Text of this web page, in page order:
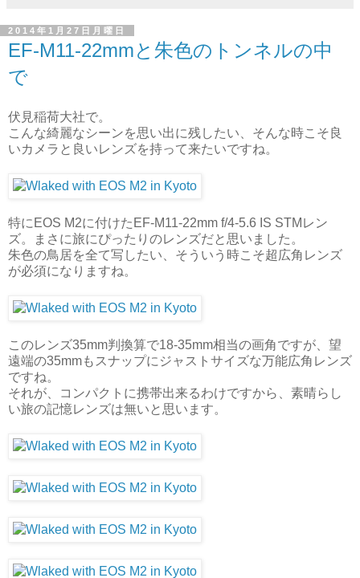
2014年1月27日月曜日
EF-M11-22mmと朱色のトンネルの中
で
伏見稲荷大社で。
こんな綺麗なシーンを思い出に残したい、そんな時こそ良
いカメラと良いレンズを持って来たいですね。
特にEOS M2に付けたEF-M11-22mm f/4-5.6 IS STMレン
ズ。まさに旅にぴったりのレンズだと思いました。
朱色の鳥居を全て写したい、そういう時こそ超広角レンズ
が必須になりますね。
このレンズ35mm判換算で18-35mm相当の画角ですが、望
遠端の35mmもスナップにジャストサイズな万能広角レンズ
ですね。
それが、コンパクトに携帯出来るわけですから、素晴らし
い旅の記憶レンズは無いと思います。